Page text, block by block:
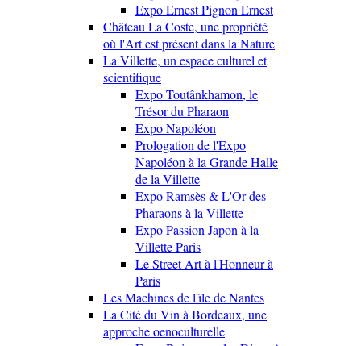
Expo Ernest Pignon Ernest
Château La Coste, une propriété
où l'Art est présent dans la Nature
La Villette, un espace culturel et
scientifique
Expo Toutânkhamon, le
Trésor du Pharaon
Expo Napoléon
Prologation de l'Expo
Napoléon à la Grande Halle
de la Villette
Expo Ramsès & L'Or des
Pharaons à la Villette
Expo Passion Japon à la
Villette Paris
Le Street Art à l'Honneur à
Paris
Les Machines de l'île de Nantes
La Cité du Vin à Bordeaux, une
approche oenoculturelle